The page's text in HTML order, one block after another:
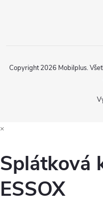
Copyright 2026 Mobilplus.
×
Splátková
ESSOX